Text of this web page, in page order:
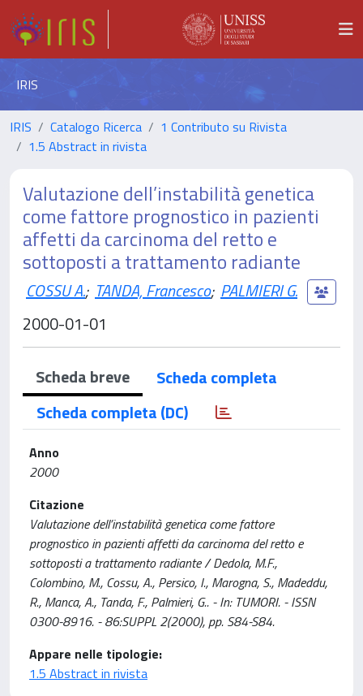
IRIS
IRIS Catalogo Ricerca
1 Contributo su Rivista
1.5 Abstract in rivista
Valutazione dell’instabilità genetica
come fattore prognostico in pazienti
affetti da carcinoma del retto e
sottoposti a trattamento radiante
COSSU A.; TANDA, Francesco; PALMIERI G.
2000-01-01
Scheda breve
Scheda completa
Scheda completa (DC)
Anno
2000
Citazione
Valutazione dell’instabilità genetica come fattore
prognostico in pazienti affetti da carcinoma del retto e
sottoposti a trattamento radiante / Dedola, M.F.,
Colombino, M., Cossu, A., Persico, I., Marogna, S., Madeddu,
R., Manca, A., Tanda, F., Palmieri, G.. - In: TUMORI. - ISSN
0300-8916. - 86:SUPPL 2(2000), pp. S84-S84.
Appare nelle tipologie:
1.5 Abstract in rivista